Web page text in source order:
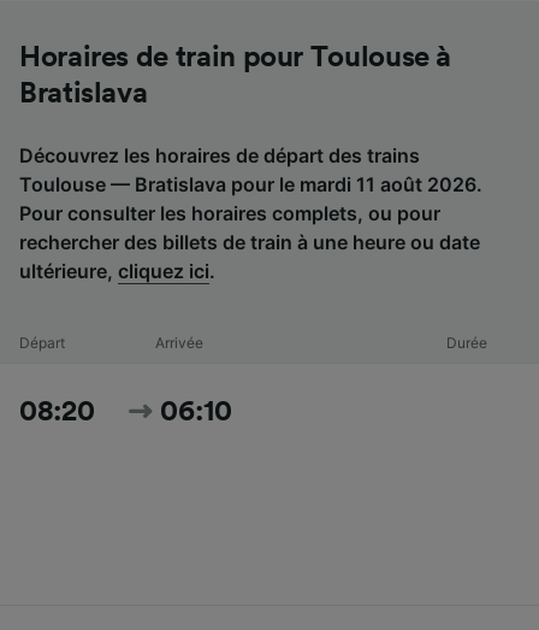
Horaires de train pour Toulouse à
Bratislava
Découvrez les horaires de départ des trains
Toulouse — Bratislava pour le mardi 11 août 2026.
Pour consulter les horaires complets, ou pour
rechercher des billets de train à une heure ou date
ultérieure, cliquez ici.
Départ Arrivée Durée
08:20 06:10